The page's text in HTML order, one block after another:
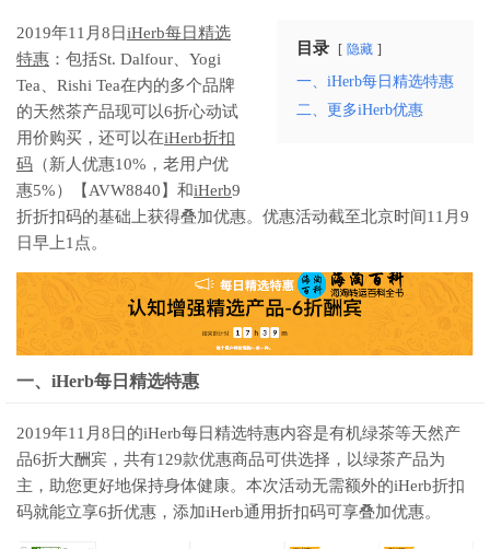
目录 隐藏
一、iHerb每日精选特惠
二、更多iHerb优惠
2019年11月8日iHerb每日精选
特惠 ：包括St. Dalfour、Yogi
Tea、Rishi Tea在内的多个品牌
的天然茶产品现可以6折心动试
用价购买，还可以在iHerb折扣
码 （新人优惠10%，老用户优
惠5%）【AVW8840】和iHerb9
折折扣码的基础上获得叠加优惠。优惠活动截至北京时间11月9
日早上1点。
一、iHerb每日精选特惠
2019年11月8日的iHerb每日精选特惠内容是有机绿茶等天然产
品6折大酬宾，共有129款优惠商品可供选择，以绿茶产品为
主，助您更好地保持身体健康。本次活动无需额外的iHerb折扣
码就能立享6折优惠，添加iHerb通用折扣码可享叠加优惠。